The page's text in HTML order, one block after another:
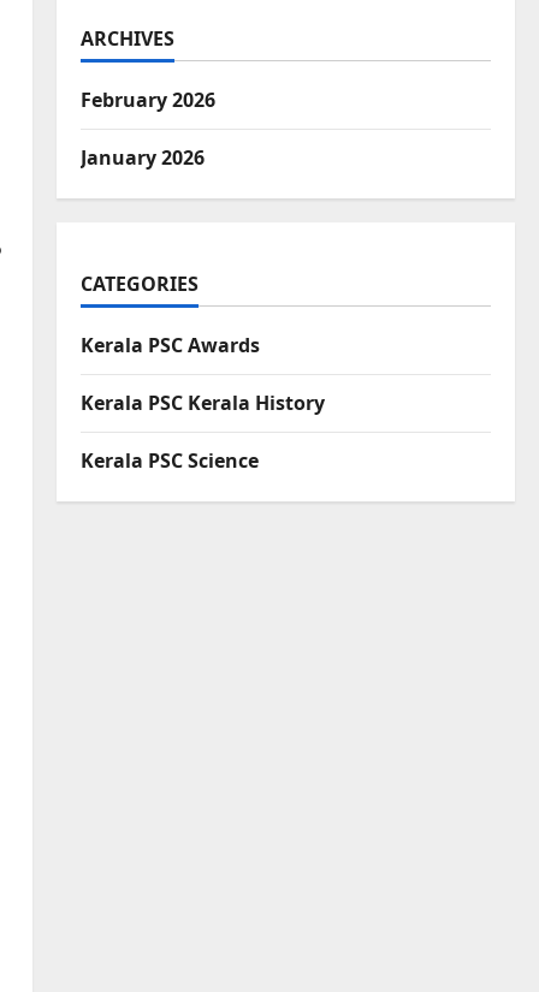
ARCHIVES
February 2026
January 2026
CATEGORIES
Kerala PSC Awards
Kerala PSC Kerala History
Kerala PSC Science